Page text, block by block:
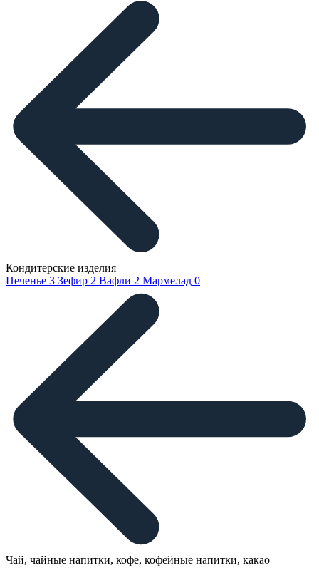
Кондитерские изделия
Печенье 3 Зефир 2 Вафли 2 Мармелад 0
Чай, чайные напитки, кофе, кофейные напитки, какао